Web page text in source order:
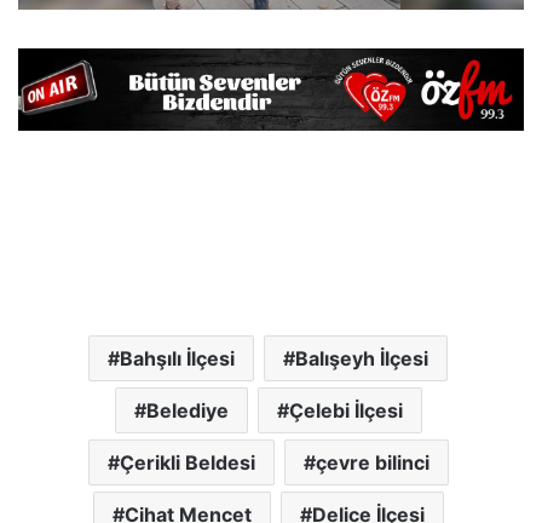
Bahşılı İlçesi Balışeyh İlçesi
Belediye Çelebi İlçesi
Çerikli Beldesi çevre bilinci
Cihat Mencet Delice İlçesi